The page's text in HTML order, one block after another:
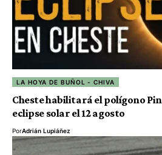
LA HOYA DE BUÑOL - CHIVA
Cheste habilitará el polígono
eclipse solar el 12 agosto
PorAdrián Lupiáñez